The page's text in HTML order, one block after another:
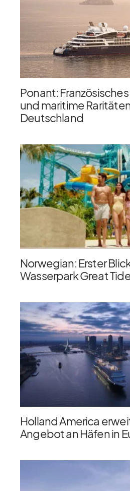
Ponant:
und maritime
Deutschland
Norwegian: Erster
Wasserpark Great
Holland America
Angebot an Häfen in